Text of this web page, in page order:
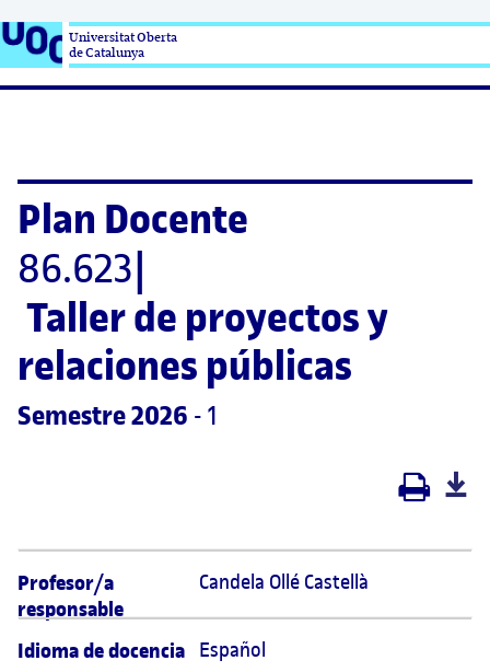
Universitat Oberta
de Catalunya
Plan Docente
86.623
Taller de proyectos y
relaciones públicas
Semestre 2026 - 1
Profesor/a
responsable
Candela Ollé Castellà
Idioma de docencia Español